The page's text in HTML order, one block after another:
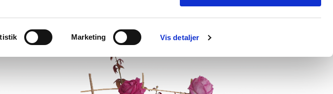
Marketing Vis detaljer